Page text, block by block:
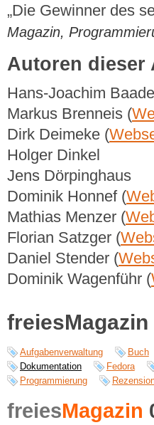
„Die Gewinner des
Magazin,
Autoren dieser
Hans-Joachim
Markus Brenneis (
Dirk Deimeke (
Holger Dinkel
Jens Dörpinghaus
Dominik Honnef (
Mathias Menzer (
Florian Satzger (
Daniel Stender (
Dominik Wagenführ (
freiesMagazin
Aufgabenverwaltung Buch
Dokumentation
Fedora
Programmierung
freiesMagazin